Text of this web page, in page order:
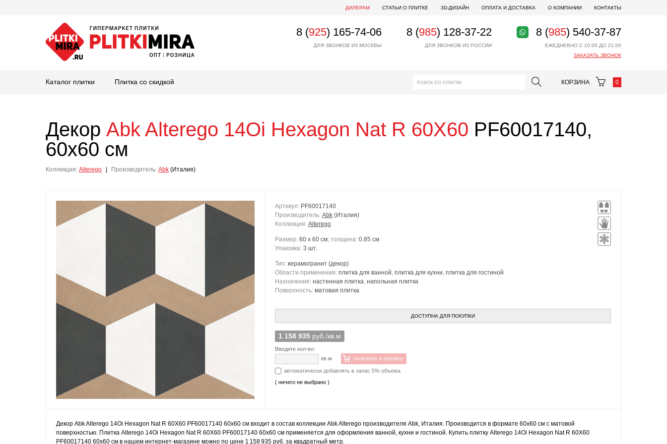
ДИЛЕРАМ СТАТЬИ О ПЛИТКЕ 3D-ДИЗАЙН ОПЛАТА И ДОСТАВКА О КОМПАНИИ КОНТАКТЫ
8 (925) 165-74-06
ДЛЯ ЗВОНКОВ ИЗ МОСКВЫ
8 (985) 128-37-22
ДЛЯ ЗВОНКОВ ИЗ РОССИИ
8 (985) 540-37-87
ЕЖЕДНЕВНО С 10:00 ДО 21:00
ЗАКАЗАТЬ ЗВОНОК
Каталог плитки Плитка со скидкой КОРЗИНА 0
Декор Abk Alterego 14Oi Hexagon Nat R 60X60 PF60017140,
60x60 см
Коллекция: Alterego Производитель: Abk (Италия)
Артикул: PF60017140
Производитель: Abk (Италия)
Коллекция: Alterego
Размер: 60 x 60 см; толщина: 0.85 см
Упаковка: 3 шт.
Тип: керамогранит (декор)
Области применения: плитка для ванной, плитка для кухни, плитка для гостиной
Назначения: настенная плитка, напольная плитка
Поверхность: матовая плитка
ДОСТУПНА ДЛЯ ПОКУПКИ
1 158 935 руб./кв.м
Введите кол-во:
кв.м
положить в корзину
автоматически добавлять в запас 5% объема
( ничего не выбрано )
Декор Abk Alterego 14Oi Hexagon Nat R 60X60 PF60017140 60x60 см входит в состав коллекции Abk Alterego производителя Abk, Италия. Производится в формате 60x60 см с матовой
поверхностью. Плитка Alterego 14Oi Hexagon Nat R 60X60 PF60017140 60x60 см применяется для оформления ванной, кухни и гостиной. Купить плитку Alterego 14Oi Hexagon Nat R 60X60
PF60017140 60x60 см в нашем интернет-магазине можно по цене 1 158 935 руб. за квадратный метр.